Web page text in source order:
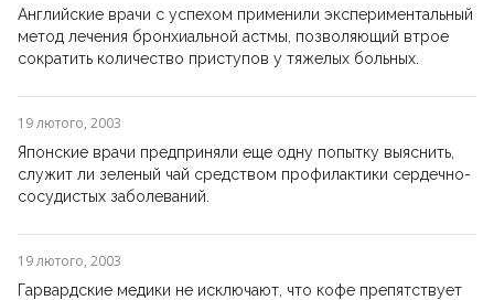
Английские врачи с успехом применили экспериментальный
метод лечения бронхиальной астмы, позволяющий втрое
сократить количество приступов у тяжелых больных.
19 лютого, 2003
Японские врачи предприняли еще одну попытку выяснить,
служит ли зеленый чай средством профилактики сердечно-
сосудистых заболеваний.
19 лютого, 2003
Гарвардские медики не исключают, что кофе препятствует